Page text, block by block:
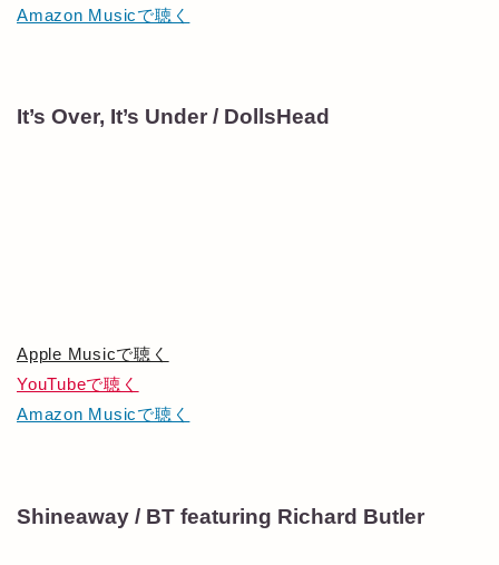
Amazon Musicで聴く
It’s Over, It’s Under / DollsHead
Apple Musicで聴く
YouTubeで聴く
Amazon Musicで聴く
Shineaway / BT featuring Richard Butler